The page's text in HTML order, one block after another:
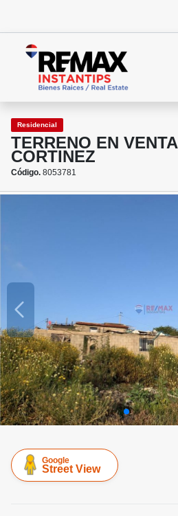
Residencial
TERRENO EN
CORTINEZ
Código. 8053781
Google
Street View